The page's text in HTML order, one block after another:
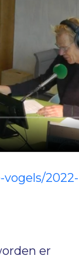
vogels/2022-
er